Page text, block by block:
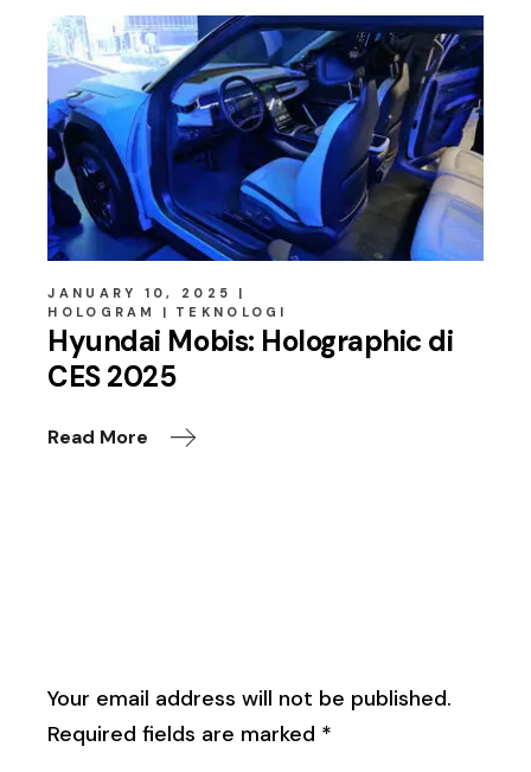
JANUARY 10, 2025
HOLOGRAM
TEKNOLOGI
Hyundai Mobis: Holographic di
CES 2025
Read More
Your email address will not be published.
Required fields are marked *